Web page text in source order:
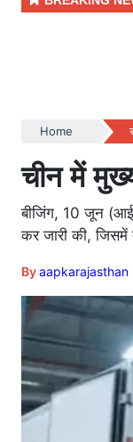
Home
चीन में
बीजिंग, 10 जून
कर जारी की, जिसमें
Byaapkarajasthan